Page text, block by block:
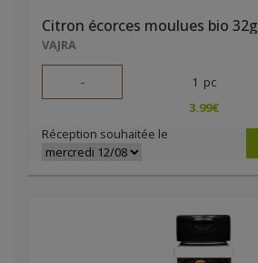
Citron écorces moulues bio 32g
VAJRA
- 1 pc
3.99€
Réception souhaitée le